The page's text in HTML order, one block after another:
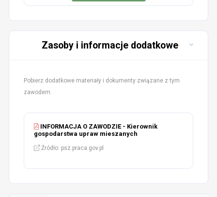
Zasoby i informacje dodatkowe
Pobierz dodatkowe materiały i dokumenty związane z tym
zawodem.
INFORMACJA O ZAWODZIE - Kierownik
gospodarstwa upraw mieszanych
Źródło: psz.praca.gov.pl